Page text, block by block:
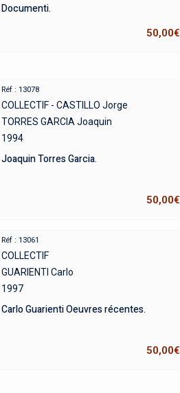
Documenti.
50,00€
Réf : 13078
COLLECTIF - CASTILLO Jorge
TORRES GARCIA Joaquin
1994
Joaquin Torres Garcia.
50,00€
Réf : 13061
COLLECTIF
GUARIENTI Carlo
1997
Carlo Guarienti Oeuvres récentes.
50,00€